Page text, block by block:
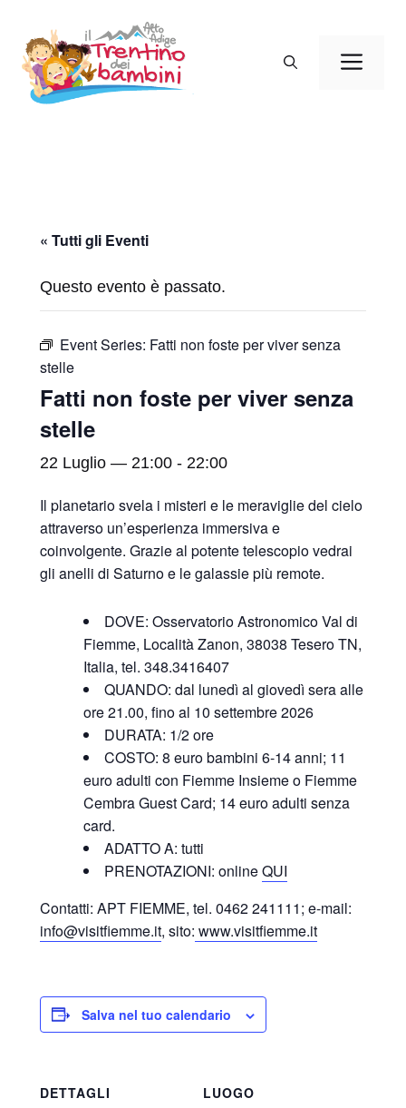
contenuto
« Tutti gli Eventi
Questo evento è passato.
Event Series: Fatti non foste per viver senza
stelle
Fatti non foste per viver senza
stelle
22 Luglio — 21:00 - 22:00
Il planetario svela i misteri e le meraviglie del cielo
attraverso un’esperienza immersiva e
coinvolgente. Grazie al potente telescopio vedrai
gli anelli di Saturno e le galassie più remote.
DOVE: Osservatorio Astronomico Val di
Fiemme, Località Zanon, 38038 Tesero TN,
Italia, tel. 348.3416407
QUANDO: dal lunedì al giovedì sera alle
ore 21.00, fino al 10 settembre 2026
DURATA: 1/2 ore
COSTO: 8 euro bambini 6-14 anni; 11
euro adulti con Fiemme Insieme o Fiemme
Cembra Guest Card; 14 euro adulti senza
card.
ADATTO A: tutti
PRENOTAZIONI: onlineQUI
Contatti: APT FIEMME, tel. 0462 241111; e-mail:
info@visitfiemme.it, sito: www.visitfiemme.it
Salva nel tuo calendario
DETTAGLI
LUOGO